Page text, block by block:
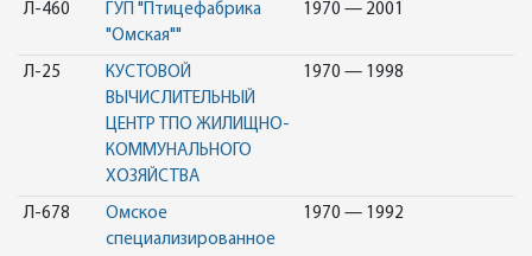
Л-460
ГУП "Птицефабрика
"Омская""
1970 — 2001
Л-25
КУСТОВОЙ
ВЫЧИСЛИТЕЛЬНЫЙ
ЦЕНТР ТПО ЖИЛИЩНО-
КОММУНАЛЬНОГО
ХОЗЯЙСТВА
1970 — 1998
Л-678
Омское
специализированное
1970 — 1992